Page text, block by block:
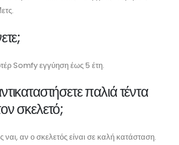
Somfy εγγύηση έως 5 έτη.
παλιά τέντα
σκελετό;
ναι, αν ο σκελετός είναι σε καλή κατάσταση.